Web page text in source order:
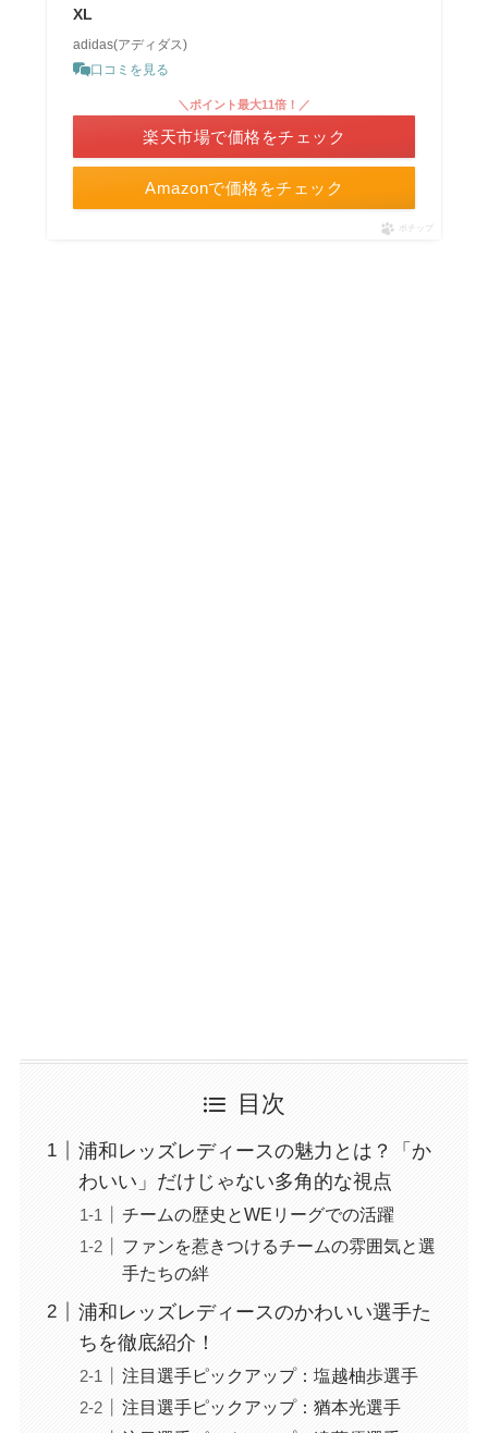
XL
adidas(アディダス)
口コミを見る
Amazonで価格をチェック
＼ポイント最大11倍！／
楽天市場で価格をチェック
ポチップ
目次
浦和レッズレディースの魅力とは？「か
わいい」だけじゃない多角的な視点
チームの歴史とWEリーグでの活躍
ファンを惹きつけるチームの雰囲気と選
手たちの絆
浦和レッズレディースのかわいい選手た
ちを徹底紹介！
注目選手ピックアップ：塩越柚歩選手
注目選手ピックアップ：猶本光選手